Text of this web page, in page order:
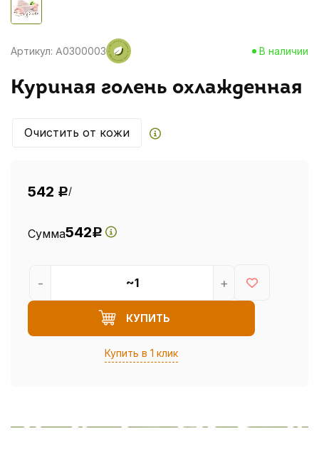
Артикул: A0300003 В наличии
Куриная голень охлажденная
Очистить от кожи
542 Р/
Сумма542Р
КУПИТЬ
Купить в 1 клик
- +